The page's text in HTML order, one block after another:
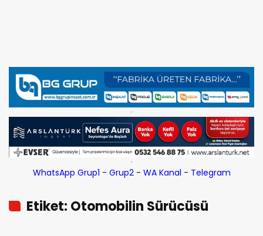
WhatsApp Grup1 - Grup2- WA Kanal - Telegram
Etiket: Otomobilin Sürücüsü